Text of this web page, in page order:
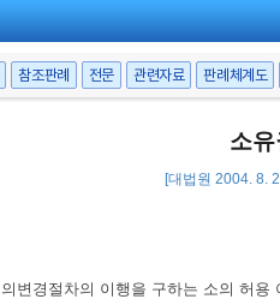
참조판례 전문 관련자료 판례체계도
소
[대법원 2004. 8.
변경절차의 이행을 구하는 소의 허용